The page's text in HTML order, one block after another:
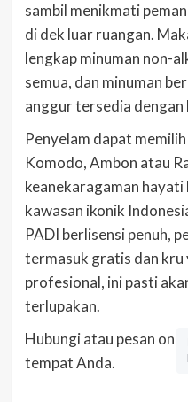
sambil menikmati
di dek luar ruangan.
lengkap minuman non-
semua, dan minuman
anggur tersedia dengan
Penyelam dapat
Komodo, Ambon atau
keanekaragaman
kawasan ikonik
PADI berlisensi penuh,
termasuk gratis dan kru
profesional, ini pasti
terlupakan.
Hubungi atau pesan
tempat Anda.